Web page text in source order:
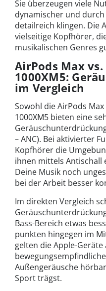
Sie überzeugen viele
dynamischer und
detailreich klingen. Die
vielseitige Kopfhörer,
musikalischen Genres
AirPods Max vs.
1000XM5:
im Vergleich
Sowohl die AirPods
1000XM5 bieten eine
– ANC). Bei aktivierter
Kopfhörer die
ihnen mittels Antischall
Deine Musik noch
bei der Arbeit besser
Im direkten Vergleich
Bass-Bereich etwas
punkten hingegen im
gelten die Apple-Geräte
Außengeräusche
Sport trägst.